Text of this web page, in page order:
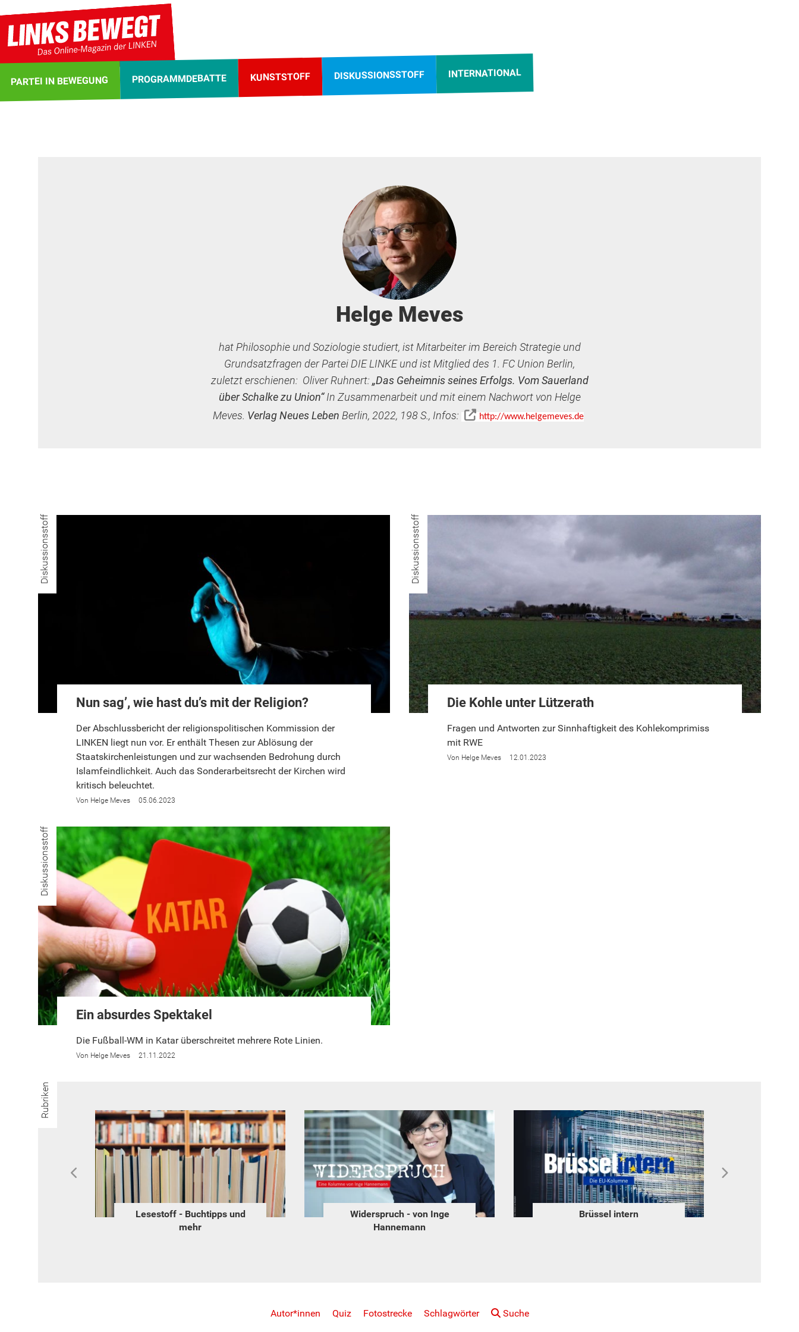
PARTEI IN BEWEGUNG PROGRAMMDEBATTE KUNSTSTOFF DISKUSSIONSSTOFF INTERNATIONAL
Helge Meves
hat Philosophie und Soziologie studiert, ist Mitarbeiter im Bereich Strategie und
Grundsatzfragen der Partei DIE LINKE und ist Mitglied des 1. FC Union Berlin,
zuletzt erschienen: Oliver Ruhnert: „Das Geheimnis seines Erfolgs. Vom Sauerland
über Schalke zu Union“In Zusammenarbeit und mit einem Nachwort von Helge
Meves. Verlag Neues Leben Berlin, 2022, 198 S., Infos: http://www.helgemeves.de
Diskussionsstoff
Nun sag’, wie hast du’s mit der Religion?
Der Abschlussbericht der religionspolitischen Kommission der
LINKEN liegt nun vor. Er enthält Thesen zur Ablösung der
Staatskirchenleistungen und zur wachsenden Bedrohung durch
Islamfeindlichkeit. Auch das Sonderarbeitsrecht der Kirchen wird
kritisch beleuchtet.
Helge Meves 05.06.2023
Diskussionsstoff
Die Kohle unter Lützerath
Fragen und Antworten zur Sinnhaftigkeit des Kohlekomprimiss
mit RWE
Helge Meves 12.01.2023
Diskussionsstoff
Ein absurdes Spektakel
Die Fußball-WM in Katar überschreitet mehrere Rote Linien.
Helge Meves 21.11.2022
Rubriken
Lesestoff - Buchtipps und
mehr
Widerspruch - von Inge
Hannemann
Brüssel intern
Autor*innen Quiz Fotostrecke Schlagwörter Suche